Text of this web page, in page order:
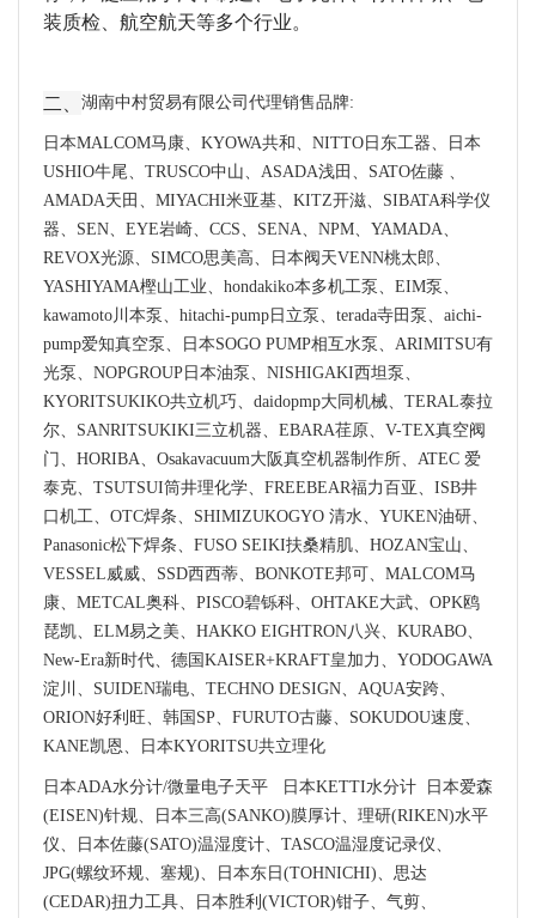
装质检、航空航天等多个行业。
二、 湖南中村贸易有限公司代理销售品牌:
日本MALCOM马康、KYOWA共和、NITTO日东工器、日本
USHIO牛尾、TRUSCO中山、ASADA浅田、SATO佐藤 、
AMADA天田、MIYACHI米亚基、KITZ开滋、SIBATA科学仪
器、SEN、EYE岩崎、CCS、SENA、NPM、YAMADA、
REVOX光源、SIMCO思美高、日本阀天VENN桃太郎、
YASHIYAMA樫山工业、hondakiko本多机工泵、EIM泵、
kawamoto川本泵、hitachi-pump日立泵、terada寺田泵、aichi-
pump爱知真空泵、日本SOGO PUMP相互水泵、ARIMITSU有
光泵、NOPGROUP日本油泵、NISHIGAKI西坦泵、
KYORITSUKIKO共立机巧、daidopmp大同机械、TERAL泰拉
尔、SANRITSUKIKI三立机器、EBARA荏原、V-TEX真空阀
门、HORIBA、Osakavacuum大阪真空机器制作所、ATEC 爱
泰克、TSUTSUI筒井理化学、FREEBEAR福力百亚、ISB井
口机工、OTC焊条、SHIMIZUKOGYO 清水、YUKEN油研、
Panasonic松下焊条、FUSO SEIKI扶桑精肌、HOZAN宝山、
VESSEL威威、SSD西西蒂、BONKOTE邦可、MALCOM马
康、METCAL奥科、PISCO碧铄科、OHTAKE大武、OPK鸥
琵凯、ELM易之美、HAKKO EIGHTRON八兴、KURABO、
New-Era新时代、德国KAISER+KRAFT皇加力、YODOGAWA
淀川、SUIDEN瑞电、TECHNO DESIGN、AQUA安跨、
ORION好利旺、韩国SP、FURUTO古藤、SOKUDOU速度、
KANE凯恩、日本KYORITSU共立理化
日本ADA水分计/微量电子天平 日本KETTI水分计 日本爱森
(EISEN)针规、日本三高(SANKO)膜厚计、理研(RIKEN)水平
仪、日本佐藤(SATO)温湿度计、TASCO温湿度记录仪、
JPG(螺纹环规、塞规)、日本东日(TOHNICHI)、思达
(CEDAR)扭力工具、日本胜利(VICTOR)钳子、气剪、